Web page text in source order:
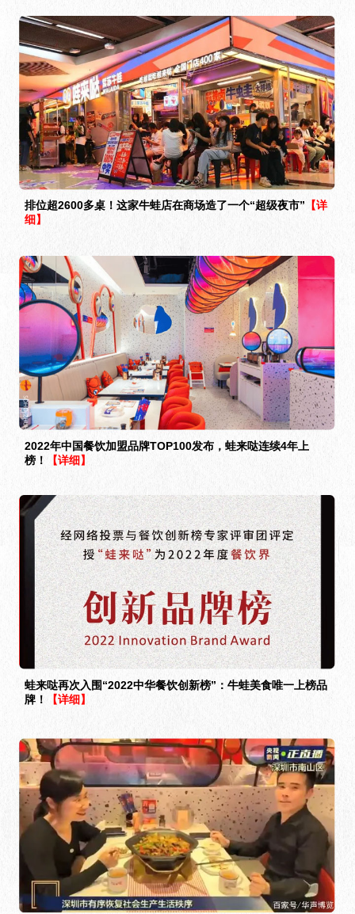
排位超2600多桌！这家牛蛙店在商场造了一个“超级夜市” 【详
细】
2022年中国餐饮加盟品牌TOP100发布，蛙来哒连续4年上
榜！
【详细】
蛙来哒再次入围“2022中华餐饮创新榜”：牛蛙美食唯一上榜品
牌！
【详细】